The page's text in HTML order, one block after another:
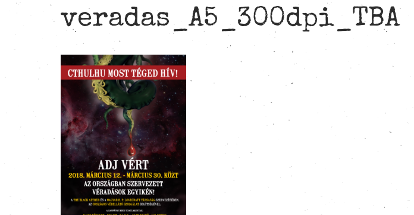
veradas_A5_300dpi_TBA